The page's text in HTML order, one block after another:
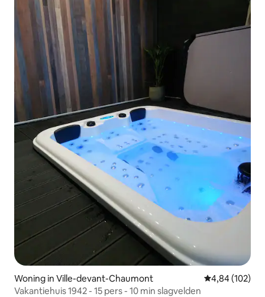
Woning in Ville-devant-Chaumont Gemiddelde
4,84 (102)
Vakantiehuis 1942 - 15 pers - 10 min slagvelden